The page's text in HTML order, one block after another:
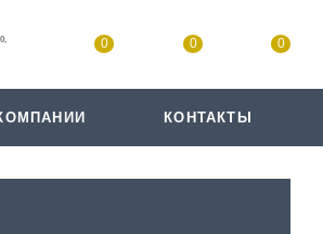
0 0 0
КОНТАКТЫ